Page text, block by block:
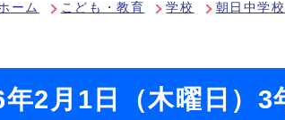
ーム こども・教育 学校 朝日中学校
年2月1日（木曜日）